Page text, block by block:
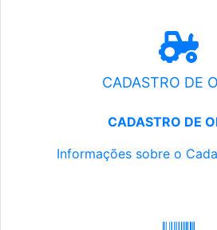
CADASTRO DE
CADASTRO DE
Informações sobre o